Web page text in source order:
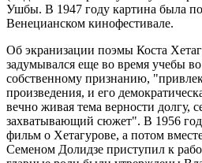
Ушбы. В 1947 году картина была
Венецианском кинофестивале.
Об экранизации поэмы Коста
задумывался еще во время учебы
собственному признанию,
произведения, и его
вечно живая тема верности долгу,
захватывающий сюжет". В 1956
фильм о Хетагурове, а потом
Семеном Долидзе приступил к